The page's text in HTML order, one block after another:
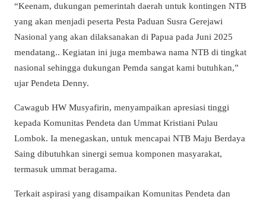
“Keenam, dukungan pemerintah daerah untuk kontingen NTB
yang akan menjadi peserta Pesta Paduan Susra Gerejawi
Nasional yang akan dilaksanakan di Papua pada Juni 2025
mendatang.. Kegiatan ini juga membawa nama NTB di tingkat
nasional sehingga dukungan Pemda sangat kami butuhkan,”
ujar Pendeta Denny.
Cawagub HW Musyafirin, menyampaikan apresiasi tinggi
kepada Komunitas Pendeta dan Ummat Kristiani Pulau
Lombok. Ia menegaskan, untuk mencapai NTB Maju Berdaya
Saing dibutuhkan sinergi semua komponen masyarakat,
termasuk ummat beragama.
Terkait aspirasi yang disampaikan Komunitas Pendeta dan